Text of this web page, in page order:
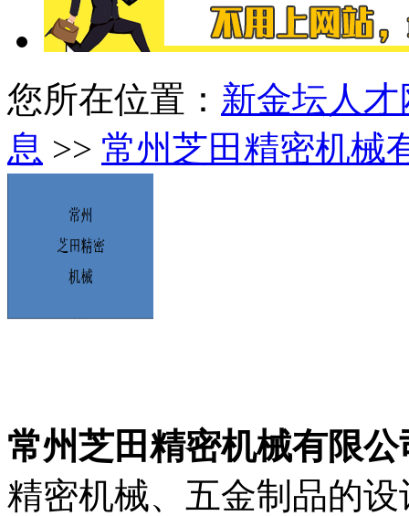
您所在位置： 新金坛人才
息 >> 常州芝田精密机械
常州芝田精密机械有限公
精密机械、五金制品的